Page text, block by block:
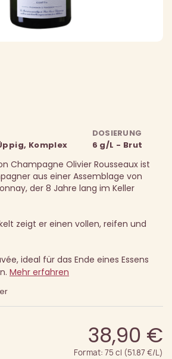
Komplex
DOSIERUNG
6 g/L - Brut
Champagne Olivier Rousseaux ist
aus einer Assemblage von
der 8 Jahre lang im Keller
zeigt er einen vollen, reifen und
ideal für das Ende eines Essens
Mehr erfahren
38,90 €
Format: 75 cl (51.87 €/L)